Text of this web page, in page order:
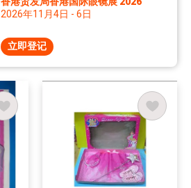
2026年11月4日 - 6日
立即登记